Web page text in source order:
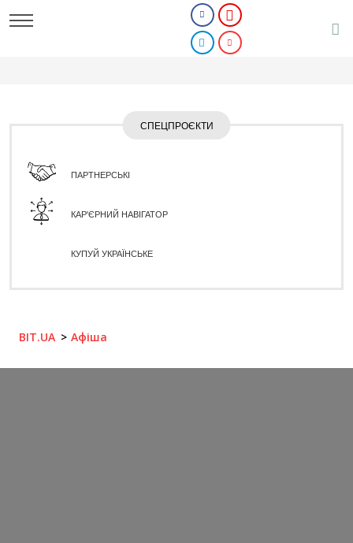
СПЕЦПРОЄКТИ
ПАРТНЕРСЬКІ
КАР'ЄРНИЙ НАВІГАТОР
КУПУЙ УКРАЇНСЬКЕ
BIT.UA Афіша